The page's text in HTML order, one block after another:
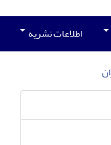
اطلاعات نشریه